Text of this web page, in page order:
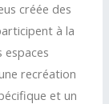
créée des
à la
recréation
et un